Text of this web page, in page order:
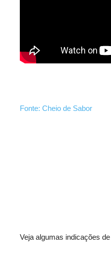
Fonte: Cheio de Sabor
Veja algumas indicações